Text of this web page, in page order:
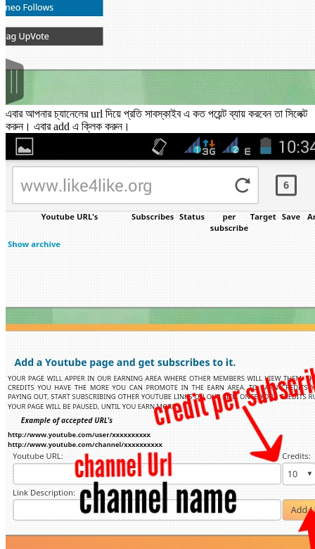
এবার আপনার চ্যানেলের url দিয়ে প্রতি সাবস্কাইব এ কত পয়েন্ট ব্যায় করবেন তা সিলেক্ট
করুন। এবার add এ ক্লিক করুন।